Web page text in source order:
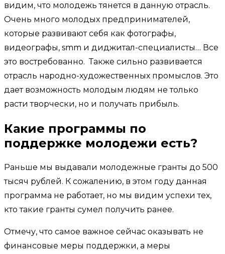
видим, что молодежь тянется в данную отрасль.
Очень много молодых предпринимателей,
которые развивают себя как фотографы,
видеографы, smm и диджитал-специалисты… Все
это востребованно. Также сильно развивается
отрасль народно-художественных промыслов. Это
дает возможность молодым людям не только
расти творчески, но и получать прибыль.
Какие программы по
поддержке молодежи есть?
Раньше мы выдавали молодежные гранты до 500
тысяч рублей. К сожалению, в этом году данная
программа не работает, но мы видим успехи тех,
кто такие гранты сумел получить ранее.
Отмечу, что самое важное сейчас оказывать не
финансовые меры поддержки, а меры